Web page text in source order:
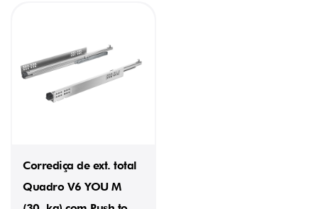
Corrediça de ext. total
Quadro V6 YOU M